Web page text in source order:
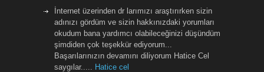
İnternet üzerinden dr larımızı araştırırken sizin
adınızı gördüm ve sizin hakkınızdaki yorumları
okudum bana yardımcı olabileceğinizi düşündüm
şimdiden çok teşekkür ediyorum...
Başarılarınızın devamını diliyorum Hatice Cel
saygılar..... Hatice cel